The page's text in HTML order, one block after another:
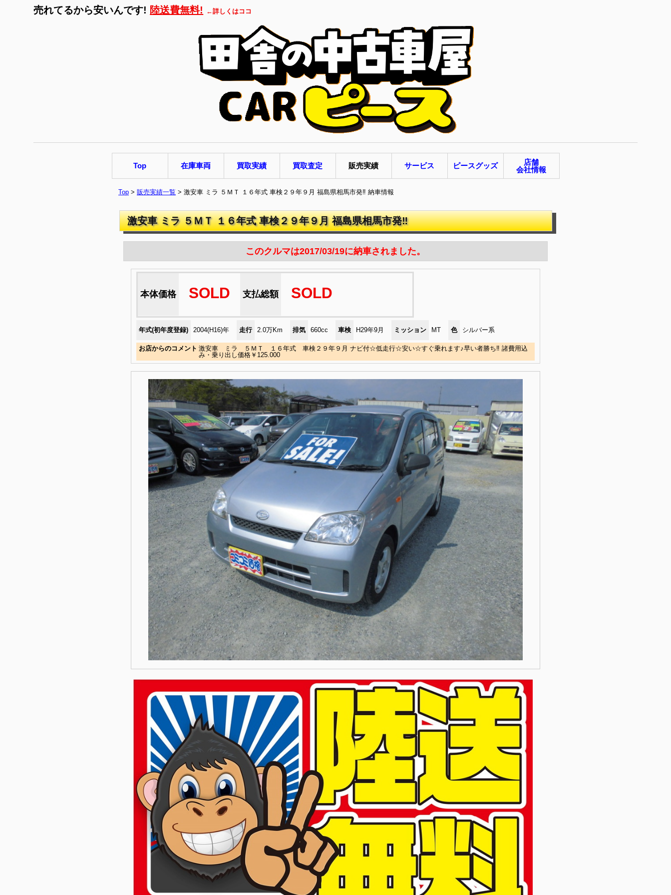
売れてるから安いんです! 陸送費無料! ←詳しくはココ
Top 在庫車両 買取実績 買取査定 販売実績 サービス ピースグッズ
店舗
会社情報
Top > 販売実績一覧 > 激安車 ミラ ５ＭＴ １６年式 車検２９年９月 福島県相馬市発‼ 納車情報
激安車 ミラ ５ＭＴ １６年式 車検２９年９月 福島県相馬市発‼
このクルマは2017/03/19に納車されました。
本体価格 SOLD 支払総額 SOLD
年式(初年度登録) 2004(H16)年 走行 2.0万Km 排気 660cc 車検 H29年9月 ミッション MT 色 シルバー系
お店からのコメント 激安車 ミラ ５ＭＴ １６年式 車検２９年９月 ナビ付☆低走行☆安い☆すぐ乗れます♪早い者勝ち‼ 諸費用込
み・乗り出し価格￥125.000